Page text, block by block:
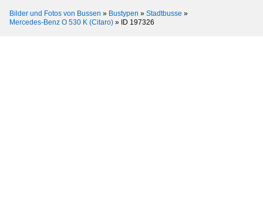
Bilder und Fotos von Bussen » Bustypen » Stadtbusse »
Mercedes-Benz O 530 K (Citaro) » ID 197326